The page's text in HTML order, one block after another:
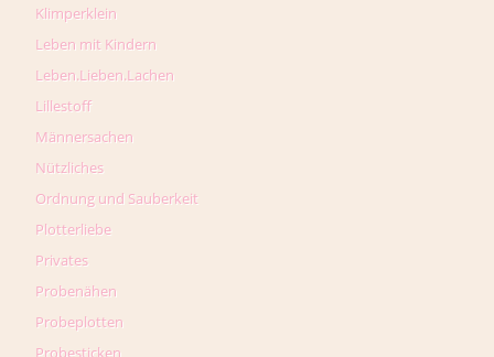
Klimperklein
Leben mit Kindern
Leben.Lieben.Lachen
Lillestoff
Männersachen
Nützliches
Ordnung und Sauberkeit
Plotterliebe
Privates
Probenähen
Probeplotten
Probesticken